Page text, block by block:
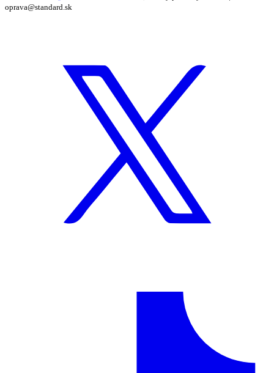
oprava@standard.sk